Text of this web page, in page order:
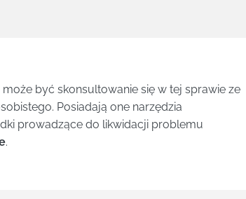
być skonsultowanie się w tej sprawie ze
Posiadają one narzędzia
prowadzące do likwidacji problemu
.